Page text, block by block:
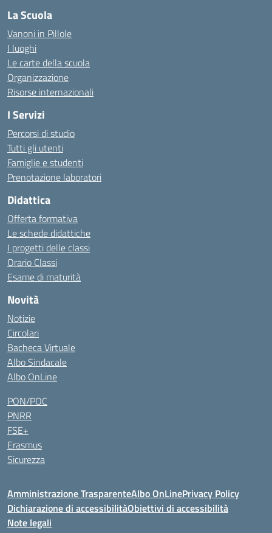
La Scuola
Vanoni in Pillole
I luoghi
Le carte della scuola
Organizzazione
Risorse internazionali
I Servizi
Percorsi di studio
Tutti gli utenti
Famiglie e studenti
Prenotazione laboratori
Didattica
Offerta formativa
Le schede didattiche
I progetti delle classi
Orario Classi
Esame di maturità
Novità
Notizie
Circolari
Bacheca Virtuale
Albo Sindacale
Albo OnLine
PON/POC
PNRR
FSE+
Erasmus
Sicurezza
Amministrazione TrasparenteAlbo OnLinePrivacy Policy
Dichiarazione di accessibilitàObiettivi di accessibilità
Note legali